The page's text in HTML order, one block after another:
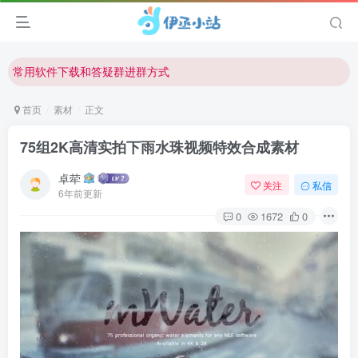
欢迎反馈网站中存在的问题和建议！
常用软件下载和答疑群进群方式
欢迎访问伊丞小站！
首页 素材 正文
75组2K高清实拍下雨水珠视频特效合成素材
卓荦
6年前更新
关注 私信
0 1672 0